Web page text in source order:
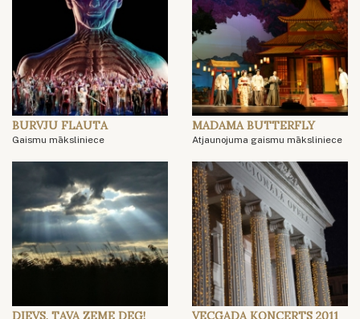
BURVJU FLAUTA
Gaismu māksliniece
MADAMA BUTTERFLY
Atjaunojuma gaismu māksliniece
DIEVS, TAVA ZEME DEG! VECGADA KONCERTS 2011